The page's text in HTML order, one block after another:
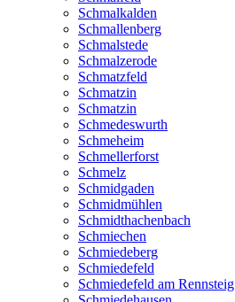
Schmalkalden
Schmallenberg
Schmalstede
Schmalzerode
Schmatzfeld
Schmatzin
Schmatzin
Schmedeswurth
Schmeheim
Schmellerforst
Schmelz
Schmidgaden
Schmidmühlen
Schmidthachenbach
Schmiechen
Schmiedeberg
Schmiedefeld
Schmiedefeld am Rennsteig